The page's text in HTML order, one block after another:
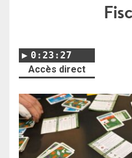
0:23:27
Accès direct